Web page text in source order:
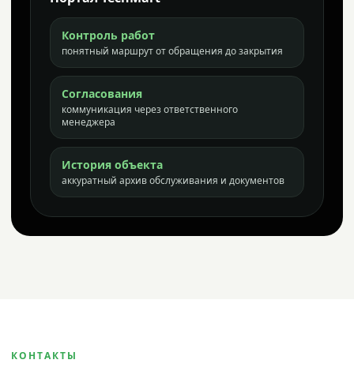
Контроль работ
понятный маршрут от обращения до закрытия
Согласования
коммуникация через ответственного
менеджера
История объекта
аккуратный архив обслуживания и документов
КОНТАКТЫ